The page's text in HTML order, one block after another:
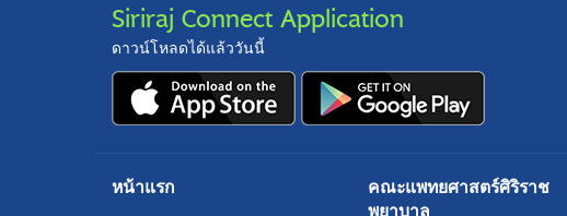
Siriraj Connect Application
ดาวน์โหลดได้แล้ววันนี้
หน้าแรก
คณะแพทยศาสตร์ศิริราช
พยาบาล